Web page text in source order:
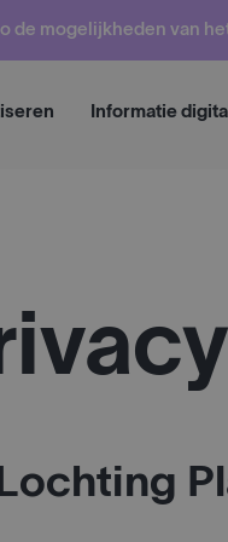
de mogelijkheden van
Informatie